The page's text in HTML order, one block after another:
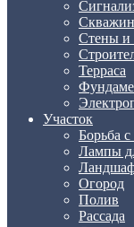
Стены и
Терраса
Участок
Борьба
Лампы
Огород
Полив
Рассада